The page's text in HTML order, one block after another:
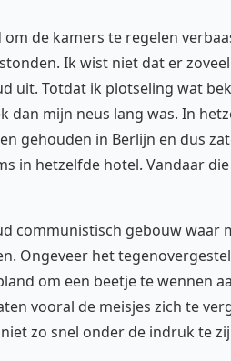
de kamers te regelen
Ik wist niet dat er
uit. Totdat ik plotseling wat
dan mijn neus lang was. In
gehouden in Berlijn en dus
in hetzelfde hotel. Vandaar
communistisch gebouw waar
Ongeveer het
om een beetje te wennen
vooral de meisjes zich te
zo snel onder de indruk te